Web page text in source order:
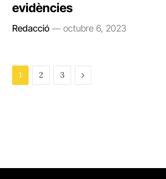
evidències
Redacció octubre 6, 2023
1 2 3 Next